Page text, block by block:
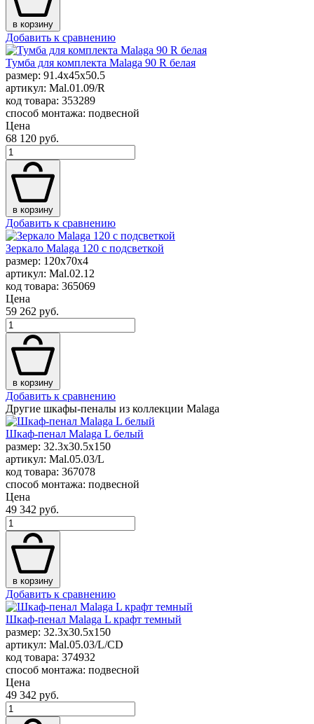
в корзину
Добавить к сравнению
Тумба для комплекта Malaga 90 R белая
размер: 91.4x45x50.5
артикул: Mal.01.09/R
код товара: 353289
способ монтажа: подвесной
Цена
68 120 руб.
в корзину
Добавить к сравнению
Зеркало Malaga 120 с подсветкой
размер: 120x70x4
артикул: Mal.02.12
код товара: 365069
Цена
59 262 руб.
в корзину
Добавить к сравнению
Другие шкафы-пеналы из коллекции Malaga
Шкаф-пенал Malaga L белый
размер: 32.3x30.5x150
артикул: Mal.05.03/L
код товара: 367078
способ монтажа: подвесной
Цена
49 342 руб.
в корзину
Добавить к сравнению
Шкаф-пенал Malaga L крафт темный
размер: 32.3x30.5x150
артикул: Mal.05.03/L/CD
код товара: 374932
способ монтажа: подвесной
Цена
49 342 руб.